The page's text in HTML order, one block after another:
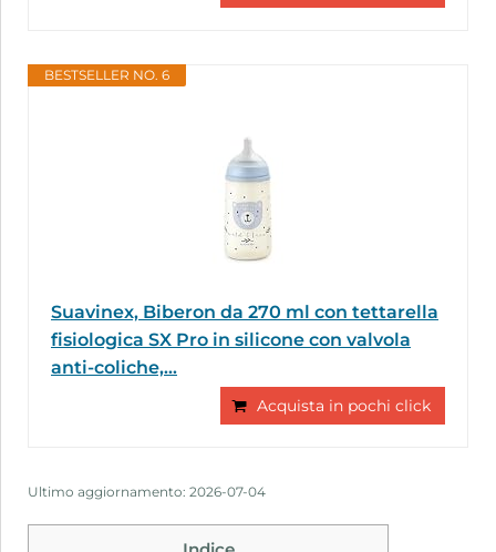
BESTSELLER NO. 6
Suavinex, Biberon da 270 ml con tettarella
fisiologica SX Pro in silicone con valvola
anti-coliche,...
Acquista in pochi click
Ultimo aggiornamento: 2026-07-04